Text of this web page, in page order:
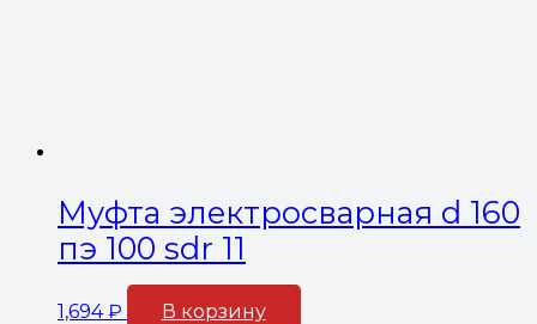
Муфта электросварная d 160
пэ 100 sdr 11
1,694₽ В корзину